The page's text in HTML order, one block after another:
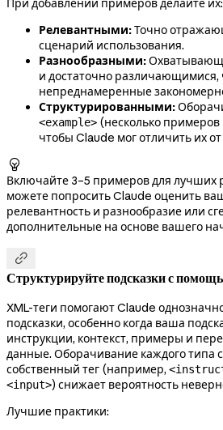
При добавлении примеров делайте их:
Релевантными:Точно
сценарий использования.
Разнообразными:
и достаточно различающимися,
непреднамеренные
Структурированными:
<example> (несколько примеров
чтобы Claude мог отличить их

Включайте 3–5 примеров для лучших
можете попросить Claude оценить
релевантность и разнообразие или
дополнительные на основе вашего

Структурируйте подсказки с
XML-теги помогают Claude
подсказки, особенно когда ваша
инструкции, контекст, примеры и
данные. Оборачивание каждого типа
собственный тег (например,
<input>) снижает вероятность
Лучшие практики: